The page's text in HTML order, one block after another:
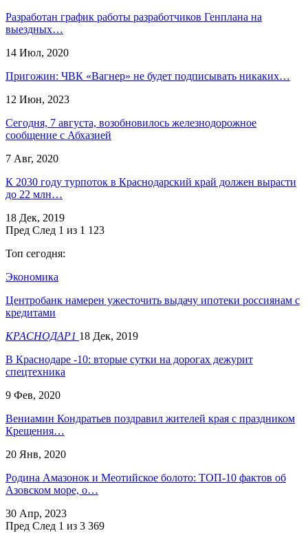
Разработан график работы разработчиков Генплана на
выездных…
14 Июл, 2020
Пригожин: ЧВК «Вагнер» не будет подписывать никаких…
12 Июн, 2023
Сегодня, 7 августа, возобновилось железнодорожное
сообщение с Абхазией
7 Авг, 2020
К 2030 году турпоток в Краснодарский край должен вырасти
до 22 млн…
18 Дек, 2019
Пред След 1 из 1 123
Топ сегодня:
Экономика
Центробанк намерен ужесточить выдачу ипотеки россиянам с
кредитами
КРАСНОДАР1 18 Дек, 2019
В Краснодаре -10: вторые сутки на дорогах дежурит
спецтехника
9 Фев, 2020
Вениамин Кондратьев поздравил жителей края с праздником
Крещения…
20 Янв, 2020
Родина Амазонок и Меотийское болото: ТОП-10 фактов об
Азовском море, о…
30 Апр, 2023
Пред След 1 из 3 369